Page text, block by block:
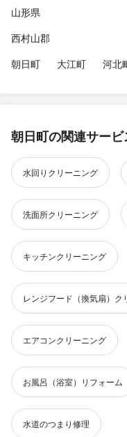
山形県
西村山郡
朝日町
大江町 河北
朝日町の関連サービ
水回りクリーニング
洗面所クリーニング
キッチンクリーニング
レンジフード（換気扇）ク
エアコンクリーニング
お風呂（浴室）リフォーム
水道のつまり修理